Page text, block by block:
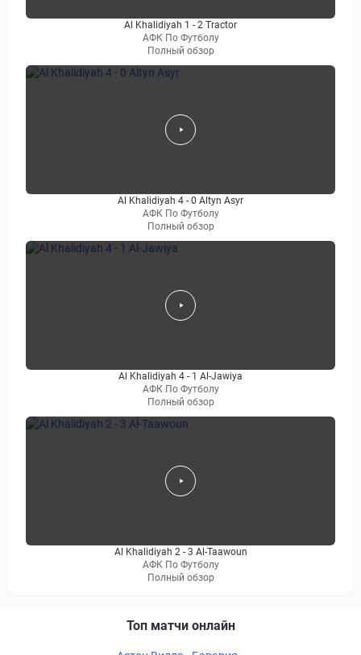
Al Khalidiyah 1 - 2 Tractor
АФК По Футболу
Полный обзор
Al Khalidiyah 4 - 0 Altyn Asyr
АФК По Футболу
Полный обзор
Al Khalidiyah 4 - 1 Al-Jawiya
АФК По Футболу
Полный обзор
Al Khalidiyah 2 - 3 Al-Taawoun
АФК По Футболу
Полный обзор
Топ матчи онлайн